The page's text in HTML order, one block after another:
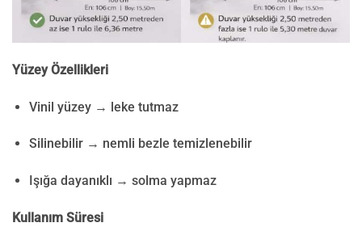
Yüzey Özellikleri
Vinil yüzey → leke tutmaz
Silinebilir → nemli bezle temizlenebilir
Işığa dayanıklı → solma yapmaz
Kullanım Süresi